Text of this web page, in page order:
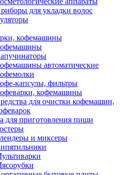
для укладки волос
кофемашины
автоматические
капсулы, фильтры
кофемашины
для очистки кофемашин,
для приготовления пищи
и миксеры